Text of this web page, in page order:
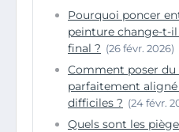
Pourquoi poncer
peinture change-t-
final ? (26 févr. 2026)
Comment poser
parfaitement
difficiles ? (24 févr.
Quels sont les